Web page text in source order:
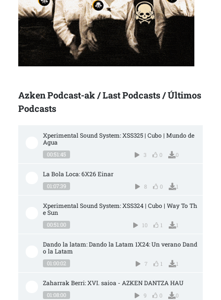
Azken Podcast-ak / Last Podcasts / Últimos
Podcasts
Xperimental Sound System: XSS325 | Cubo | Mundo de
Agua
00:51:45 3 0 0
La Bola Loca: 6X26 Einar
01:07:39 8 0 1
Xperimental Sound System: XSS324 | Cubo | Way To Th
e Sun
00:51:00 10 1 1
Dando la latam: Dando la Latam 1X24: Un verano Dand
o la Latam
01:00:02 7 1 1
Zaharrak Berri: XVI. saioa - AZKEN DANTZA HAU
01:08:00 9 0 0